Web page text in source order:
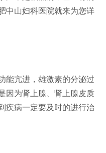
中山妇科医院就来为您详
能亢进，雄激素的分泌过
因为肾上腺、肾上腺皮质
疾病一定要及时的进行治